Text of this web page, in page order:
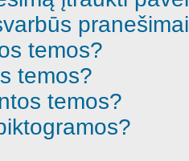
temos?
temos?
temos?